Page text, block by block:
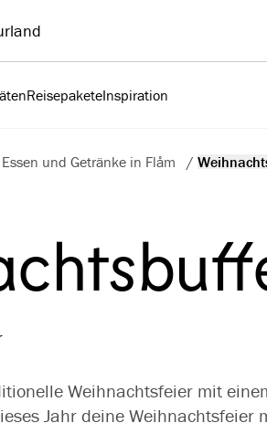
ReisepaketeInspiration
Essen und Getränke in Flåm /
Weihnachtsfeier mit
Jahr deine Weihnachtsfeier